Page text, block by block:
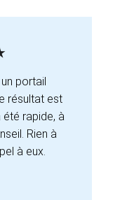
portail
résultat est
été rapide, à
Rien à
à eux.